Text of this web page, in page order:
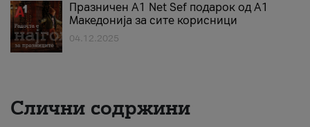
Празничен A1 Net Sеf подарок од А1
Македонија за сите корисници
04.12.2025
Слични содржини